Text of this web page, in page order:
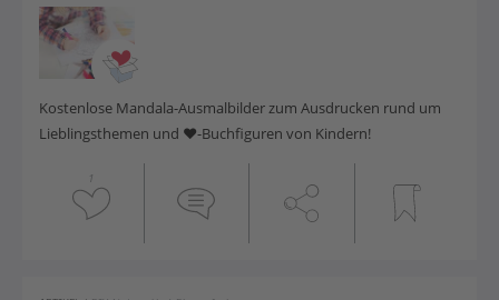
Kostenlose Mandala-Ausmalbilder zum Ausdrucken rund um
Lieblingsthemen und ♥-Buchfiguren von Kindern!
1